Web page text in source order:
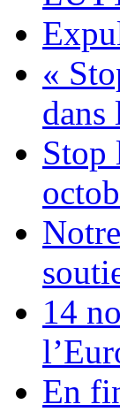
«
dans
Stop
14
En